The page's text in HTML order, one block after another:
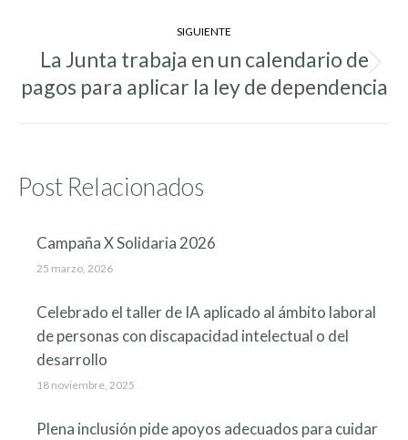
SIGUIENTE
Entrada
siguiente:
La Junta trabaja en un calendario de
pagos para aplicar la ley de dependencia
Post Relacionados
Campaña X Solidaria 2026
25 marzo, 2026
Celebrado el taller de IA aplicado al ámbito laboral
de personas con discapacidad intelectual o del
desarrollo
18 noviembre, 2025
Plena inclusión pide apoyos adecuados para cuidar